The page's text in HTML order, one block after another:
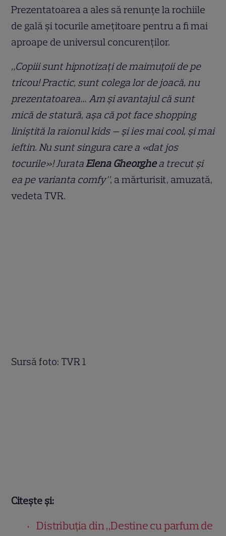
Prezentatoarea a ales să renunțe la rochiile
de gală și tocurile amețitoare pentru a fi mai
aproape de universul concurenților.
„Copiii sunt hipnotizați de maimuțoii de pe
tricou! Practic, sunt colega lor de joacă, nu
prezentatoarea… Am și avantajul că sunt
mică de statură, așa că pot face shopping
liniștită la raionul kids — și ies mai cool, și mai
ieftin. Nu sunt singura care a «dat jos
tocurile»! JurataElena Gheorghea trecut și
ea pe varianta comfy”, a mărturisit, amuzată,
vedeta TVR.
Sursă foto: TVR 1
Citește și:
Distribuția din „Destine cu parfum de